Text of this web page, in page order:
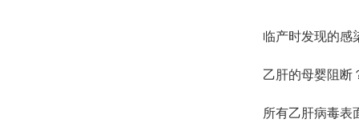
临产时发现的感
乙肝的母婴阻断
所有乙肝病毒表